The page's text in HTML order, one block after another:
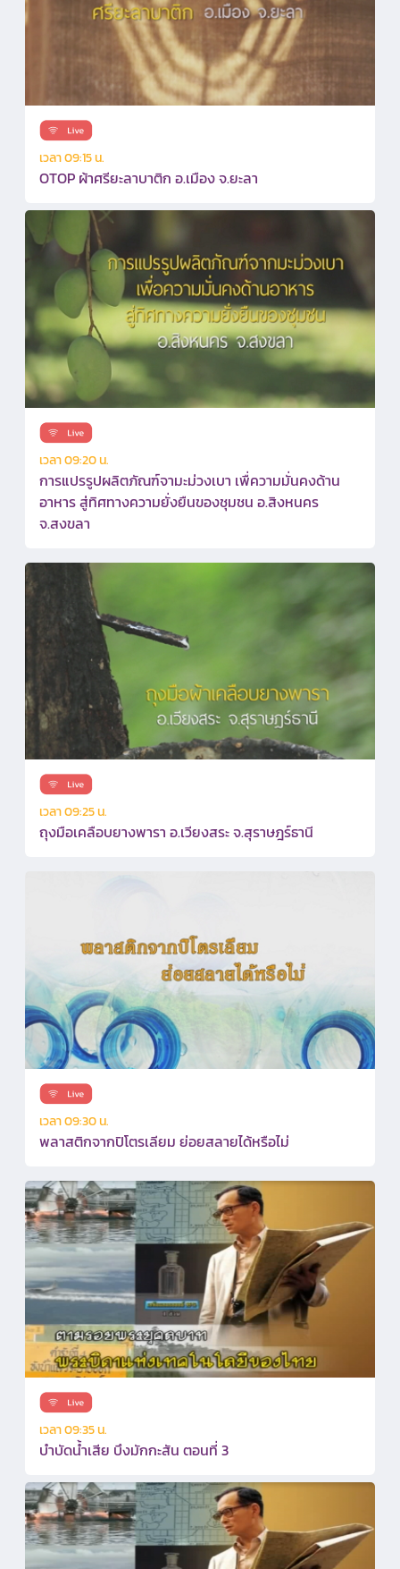
เวลา 09:15 น.
OTOP ผ้าศรียะลาบาติก อ.เมือง จ.ยะลา
เวลา 09:20 น.
การแปรรูปผลิตภัณฑ์จามะม่วงเบา เพื่ความมั่นคงด้าน
อาหาร สู่ทิศทางความยั่งยืนของชุมชน อ.สิงหนคร
จ.สงขลา
เวลา 09:25 น.
ถุงมือเคลือบยางพารา อ.เวียงสระ จ.สุราษฎร์ธานี
เวลา 09:30 น.
พลาสติกจากปิโตรเลียม ย่อยสลายได้หรือไม่
เวลา 09:35 น.
บำบัดน้ำเสีย บึงมักกะสัน ตอนที่ 3